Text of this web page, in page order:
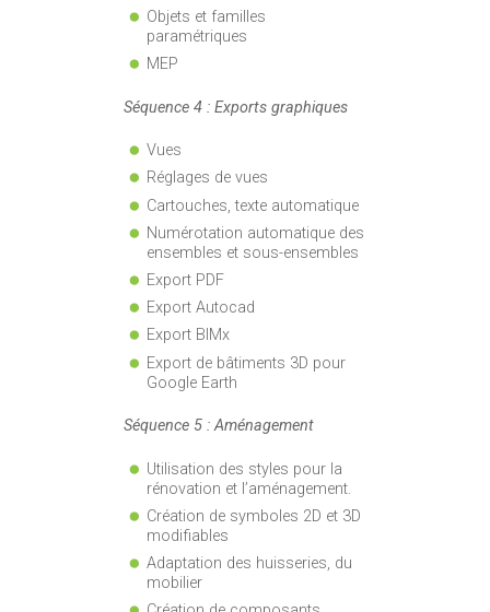
Objets et familles
paramétriques
MEP
Séquence 4 : Exports graphiques
Vues
Réglages de vues
Cartouches, texte automatique
Numérotation automatique des
ensembles et sous-ensembles
Export PDF
Export Autocad
Export BIMx
Export de bâtiments 3D pour
Google Earth
Séquence 5 : Aménagement
Utilisation des styles pour la
rénovation et l’aménagement.
Création de symboles 2D et 3D
modifiables
Adaptation des huisseries, du
mobilier